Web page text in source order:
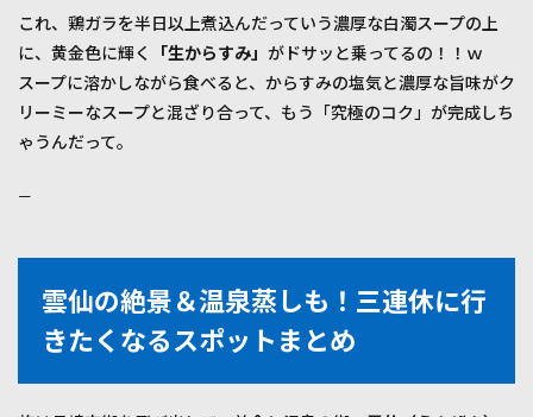
決！
羽鳥
さん
＆西
尾さ
んコ
め：
長崎
グル
メで
これ、鶏ガラを半日以上煮込んだっていう濃厚な白濁スープの上
に、黄金色に輝く
「生からすみ」 がドサッと乗ってるの！！ｗ
スープに溶かしながら食べると、からすみの塩気と濃厚な旨味がク
リーミーなスープと混ざり合って、もう「究極のコク」が完成しち
ゃうんだって。
—
雲仙の絶景＆温泉蒸しも！三連休に行
きたくなるスポットまとめ